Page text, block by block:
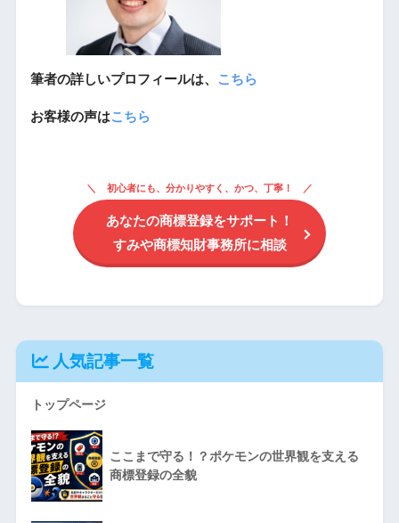
筆者の詳しいプロフィールは、 こちら
お客様の声はこちら
初心者にも、分かりやすく、かつ、丁寧！
あなたの商標登録をサポート！
すみや商標知財事務所に相談
人気記事一覧
トップページ
ここまで守る！？ポケモンの世界観を支える
商標登録の全貌